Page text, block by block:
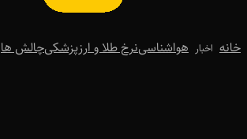
خانه اخبار هواشناسینرخ طلا و ارزپزشکیچالش ها